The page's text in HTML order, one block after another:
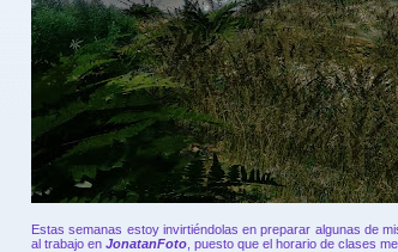
Estas semanas estoy invirtiéndolas en preparar algunas de
al trabajo en JonatanFoto , puesto que el horario de clases